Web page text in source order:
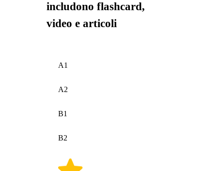
includono flashcard,
video e articoli
A1
A2
B1
B2